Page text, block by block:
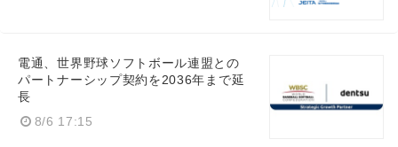
電通、世界野球ソフトボール連盟との
パートナーシップ契約を2036年まで延
長
8/6 17:15